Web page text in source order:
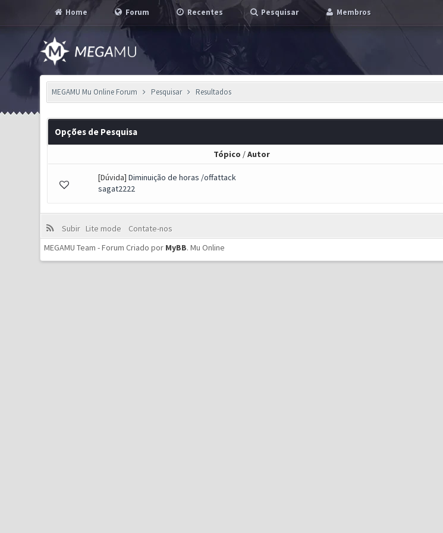
Home Forum Recentes Pesquisar Membros
MEGAMU Mu Online Forum Pesquisar Resultados
Opções de Pesquisa
Tópico /Autor
[Dúvida] Diminuição de horas /offattack
sagat2222
Subir Lite mode
Contate-nos
MEGAMU Team - Forum Criado por MyBB.Mu Online